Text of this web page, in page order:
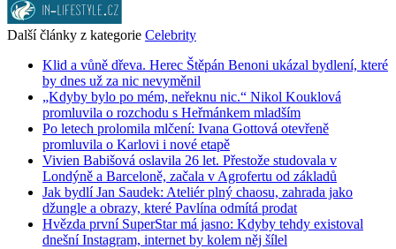
Další články z kategorie Celebrity
Klid a vůně dřeva. Herec Štěpán Benoni ukázal bydlení, které
by dnes už za nic nevyměnil
„Kdyby bylo po mém, neřeknu nic.“ Nikol Kouklová
promluvila o rozchodu s Heřmánkem mladším
Po letech prolomila mlčení: Ivana Gottová otevřeně
promluvila o Karlovi i nové etapě
Vivien Babišová oslavila 26 let. Přestože studovala v
Londýně a Barceloně, začala v Agrofertu od základů
Jak bydlí Jan Saudek: Ateliér plný chaosu, zahrada jako
džungle a obrazy, které Pavlína odmítá prodat
Hvězda první SuperStar má jasno: Kdyby tehdy existoval
dnešní Instagram, internet by kolem něj šílel